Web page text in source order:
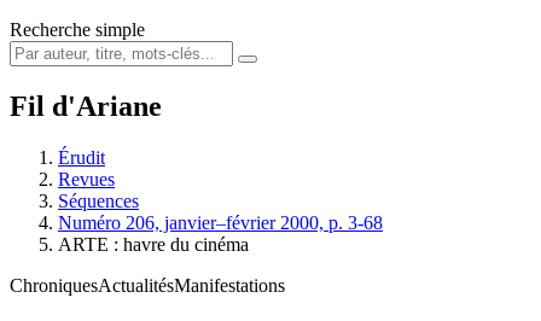
Recherche simple
Fil d'Ariane
Érudit
Revues
Séquences
Numéro 206, janvier–février 2000, p. 3-68
ARTE : havre du cinéma
ChroniquesActualitésManifestations